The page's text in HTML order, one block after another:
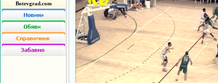
Botevgrad.com
Video